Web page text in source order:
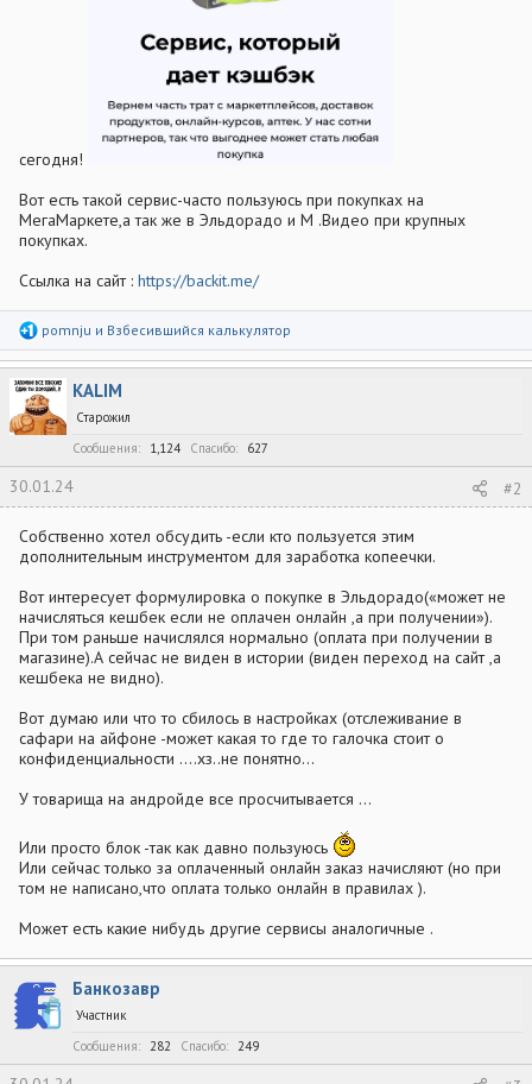
сегодня!
Вот есть такой сервис-часто пользуюсь при покупках на
МегаМаркете,а так же в Эльдорадо и М .Видео при крупных
покупках.
Ссылка на сайт : https://backit.me/
Р
а
к
ц
и
и
pomnju и Взбесившийся калькулятор
KALIM
Старожил
Сообщения
1,124 Спасибо 627
30.01.24 #2
Собственно хотел обсудить -если кто пользуется этим
дополнительным инструментом для заработка копеечки.
Вот интересует формулировка о покупке в Эльдорадо(«может не
начисляться кешбек если не оплачен онлайн ,а при получении»).
При том раньше начислялся нормально (оплата при получении в
магазине).А сейчас не виден в истории (виден переход на сайт ,а
кешбека не видно).
Вот думаю или что то сбилось в настройках (отслеживание в
сафари на айфоне -может какая то где то галочка стоит о
конфиденциальности ….хз..не понятно…
У товарища на андройде все просчитывается …
Или просто блок -так как давно пользуюсь
Или сейчас только за оплаченный онлайн заказ начисляют (но при
том не написано,что оплата только онлайн в правилах ).
Может есть какие нибудь другие сервисы аналогичные .
Банкозавр
Участник
Сообщения
282 Спасибо 249